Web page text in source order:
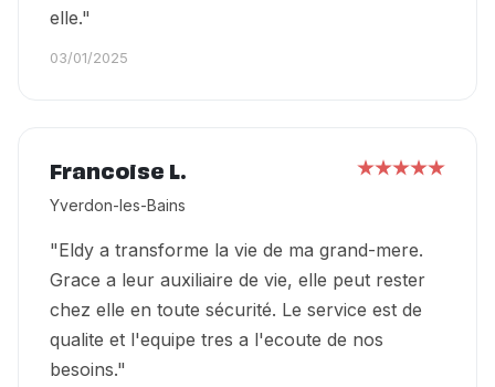
elle."
03/01/2025
Francoise L.
Yverdon-les-Bains
"Eldy a transforme la vie de ma grand-mere.
Grace a leur auxiliaire de vie, elle peut rester
chez elle en toute sécurité. Le service est de
qualite et l'equipe tres a l'ecoute de nos
besoins."